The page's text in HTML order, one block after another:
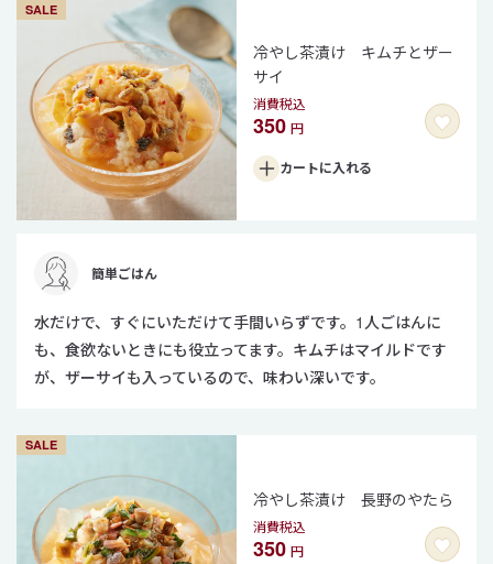
SALE
冷やし茶漬け キムチとザー
サイ
消費税込
350 円
カートに入れる
簡単ごはん
水だけで、すぐにいただけて手間いらずです。1人ごはんに
も、食欲ないときにも役立ってます。キムチはマイルドです
が、ザーサイも入っているので、味わい深いです。
SALE
冷やし茶漬け 長野のやたら
消費税込
350 円